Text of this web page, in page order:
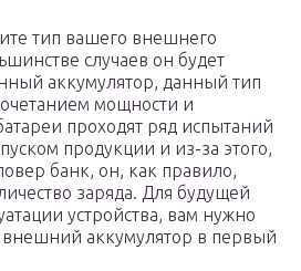
тип вашего внешнего
случаев он будет
аккумулятор, данный тип
мощности и
проходят ряд испытаний
продукции и из-за этого,
банк, он, как правило,
заряда. Для будущей
устройства, вам нужно
внешний аккумулятор в первый